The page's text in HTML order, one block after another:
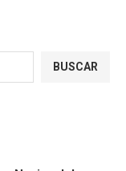
BUSCAR